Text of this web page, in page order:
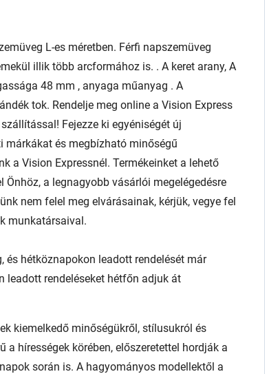
L-es méretben. Férfi napszemüveg
illik több arcformához is. . A keret arany, A
48 mm , anyaga műanyag . A
tok. Rendelje meg online a Vision Express
Fejezze ki egyéniségét új
márkákat és megbízható minőségű
a Vision Expressnél. Termékeinket a lehető
a legnagyobb vásárlói megelégedésre
nem felel meg elvárásainak, kérjük, vegye fel
munkatársaival.
és hétköznapokon leadott rendelését már
leadott rendeléseket hétfőn adjuk át
kiemelkedő minőségükről, stílusukról és
a hírességek körében, előszeretettel hordják a
során is. A hagyományos modellektől a